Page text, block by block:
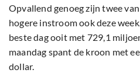
Opvallend genoeg zijn twee
hogere instroom ook deze
beste dag ooit met 729,1
maandag spant de kroon met
dollar.